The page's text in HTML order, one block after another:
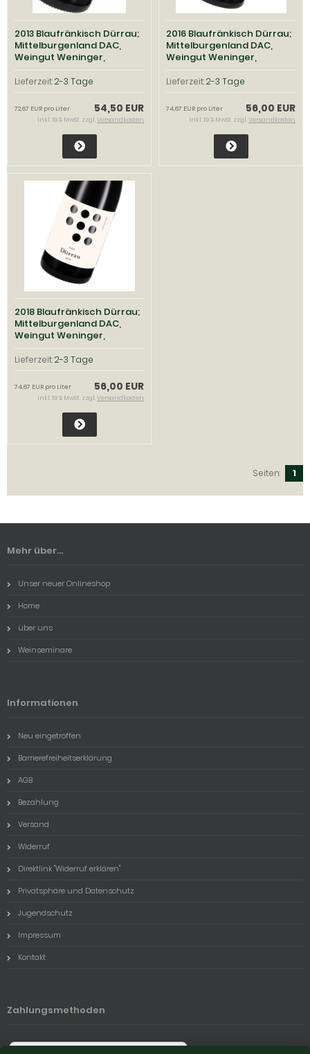
2013 Blaufränkisch Dürrau;
Mittelburgenland DAC,
Weingut Weninger,
Mittelburgenland
Lieferzeit:2-3 Tage
54,50 EUR
72,67 EUR pro Liter
inkl. 19 % MwSt. zzgl.Versandkosten
2016 Blaufränkisch Dürrau;
Mittelburgenland DAC,
Weingut Weninger,
Mittelburgenland
Lieferzeit:2-3 Tage
56,00 EUR
74,67 EUR pro Liter
inkl. 19 % MwSt. zzgl.Versandkosten
2018 Blaufränkisch Dürrau;
Mittelburgenland DAC,
Weingut Weninger,
Mittelburgenland
Lieferzeit:2-3 Tage
56,00 EUR
74,67 EUR pro Liter
inkl. 19 % MwSt. zzgl.Versandkosten
Seiten: 1
Mehr über...
Unser neuer Onlineshop
Home
über uns
Weinseminare
Informationen
Neu eingetroffen
Barrierefreiheitserklärung
AGB
Bezahlung
Versand
Widerruf
Direktlink "Widerruf erklären"
Privatsphäre und Datenschutz
Jugendschutz
Impressum
Kontakt
Zahlungsmethoden